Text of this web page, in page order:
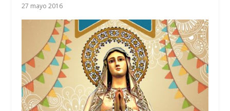
27 mayo 2016